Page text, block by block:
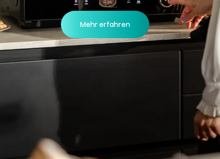
Mehr erfahren